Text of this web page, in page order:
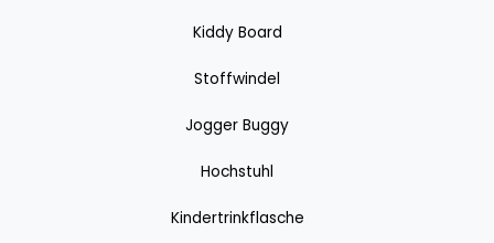
Kiddy Board
Stoffwindel
Jogger Buggy
Hochstuhl
Kindertrinkflasche